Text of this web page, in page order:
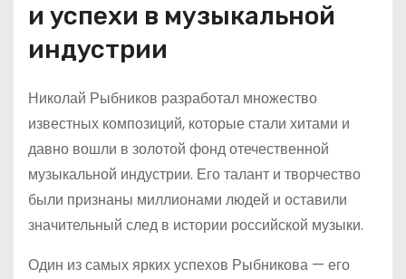
и успехи в музыкальной
индустрии
Николай Рыбников разработал множество
известных композиций, которые стали хитами и
давно вошли в золотой фонд отечественной
музыкальной индустрии. Его талант и творчество
были признаны миллионами людей и оставили
значительный след в истории российской музыки.
Один из самых ярких успехов Рыбникова — его